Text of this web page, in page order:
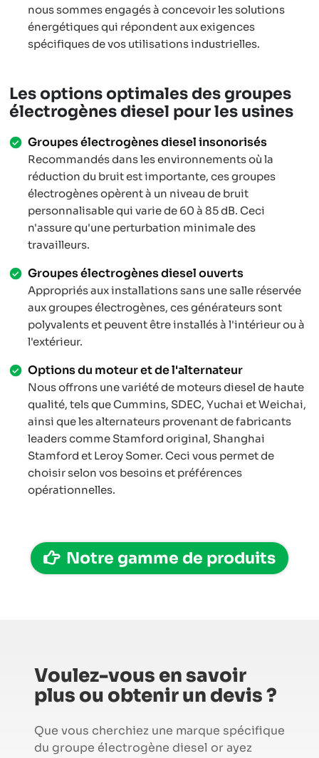
nous sommes engagés à concevoir les solutions
énergétiques qui répondent aux exigences
spécifiques de vos utilisations industrielles.
Les options optimales des groupes
électrogènes diesel pour les usines
Groupes électrogènes diesel insonorisés
Recommandés dans les environnements où la
réduction du bruit est importante, ces groupes
électrogènes opèrent à un niveau de bruit
personnalisable qui varie de 60 à 85 dB. Ceci
n'assure qu'une perturbation minimale des
travailleurs.
Groupes électrogènes diesel ouverts
Appropriés aux installations sans une salle réservée
aux groupes électrogènes, ces générateurs sont
polyvalents et peuvent être installés à l'intérieur ou à
l'extérieur.
Options du moteur et de l'alternateur
Nous offrons une variété de moteurs diesel de haute
qualité, tels que Cummins, SDEC, Yuchai et Weichai,
ainsi que les alternateurs provenant de fabricants
leaders comme Stamford original, Shanghai
Stamford et Leroy Somer. Ceci vous permet de
choisir selon vos besoins et préférences
opérationnelles.
Notre gamme de produits
Voulez-vous en savoir
plus ou obtenir un devis ?
Que vous cherchiez une marque spécifique
du groupe électrogène diesel or ayez